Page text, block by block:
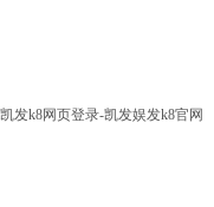
凯发k8网页登录-凯发娱发k8官网